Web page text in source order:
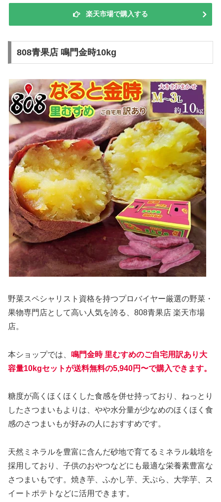
楽天市場で購入する
808青果店 鳴門金時10kg
野菜スペシャリスト資格を持つプロバイヤー厳選の野菜・
果物専門店として高い人気を誇る、808青果店 楽天市場
店。
本ショップでは、 鳴門金時 里むすめのご自宅用訳あり大
容量10kgセットが送料無料の5,940円〜で購入できます。
糖度が高くほくほくした食感を併せ持っており、ねっとり
したさつまいもよりは、やや水分量が少なめのほくほく食
感のさつまいもが好みの人におすすめです。
天然ミネラルを豊富に含んだ砂地で育てるミネラル栽培を
採用しており、子供のおやつなどにも最適な栄養素豊富な
さつまいもです。焼き芋、ふかし芋、天ぷら、大学芋、ス
イートポテトなどに活用できます。